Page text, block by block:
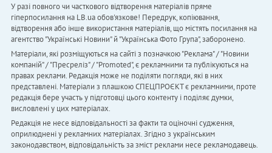
У разі повного чи часткового відтворення матеріалів пряме
гіперпосилання на LB.ua обов'язкове! Передрук, копіювання,
відтворення або інше використання матеріалів, що містять посилання на
агентство "Українськi Новини" й "Українська Фото Група", заборонено.
Матеріали, які розміщуються на сайті з позначкою "Реклама" / "Новини
компаній" / "Пресреліз" / "Promoted", є рекламними та публікуються на
правах реклами. Редакція може не поділяти погляди, які в них
представлені. Матеріали з плашкою СПЕЦПРОЄКТ є рекламними, проте
редакція бере участь у підготовці цього контенту і поділяє думки,
висловлені у цих матеріалах.
Редакція не несе відповідальності за факти та оціночні судження,
оприлюднені у рекламних матеріалах. Згідно з українським
законодавством, відповідальність за зміст реклами несе рекламодавець.